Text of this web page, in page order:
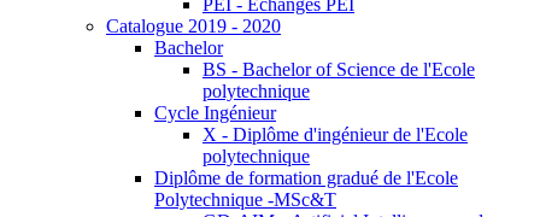
PEI - Echanges PEI
Catalogue 2019 - 2020
Bachelor
BS - Bachelor of Science de l'Ecole
polytechnique
Cycle Ingénieur
X - Diplôme d'ingénieur de l'Ecole
polytechnique
Diplôme de formation gradué de l'Ecole
Polytechnique -MSc&T